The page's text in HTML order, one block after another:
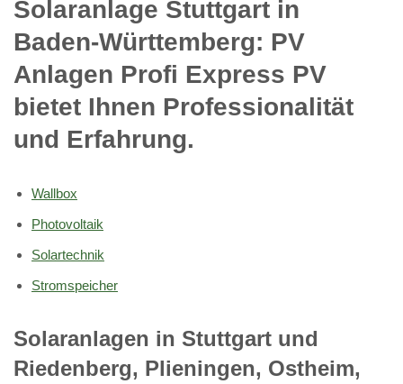
Solaranlage Stuttgart in
Baden-Württemberg: PV
Anlagen Profi Express PV
bietet Ihnen Professionalität
und Erfahrung.
Wallbox
Photovoltaik
Solartechnik
Stromspeicher
Solaranlagen in Stuttgart und
Riedenberg, Plieningen, Ostheim,